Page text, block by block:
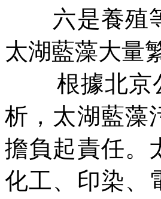
六是養殖等
太湖藍藻大量
根據北京
析，太湖藍藻
擔負起責任。
化工、印染、